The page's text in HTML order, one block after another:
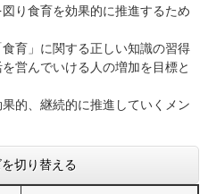
り食育を効果的に推進するため
育」に関する正しい知識の習得
営んでいける人の増加を目標と
的、継続的に推進していくメン
切り替える